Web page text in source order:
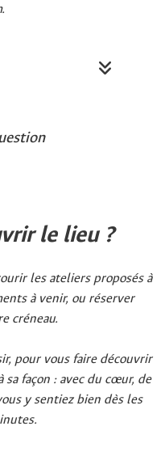
le lieu ?
les ateliers proposés à
à venir, ou réserver
créneau.
pour vous faire découvrir
sa façon : avec du cœur, de
y sentiez bien dès les